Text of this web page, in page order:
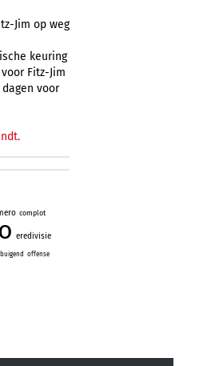
Jim op weg
keuring
Fitz-Jim
voor
complot
eredivisie
offense